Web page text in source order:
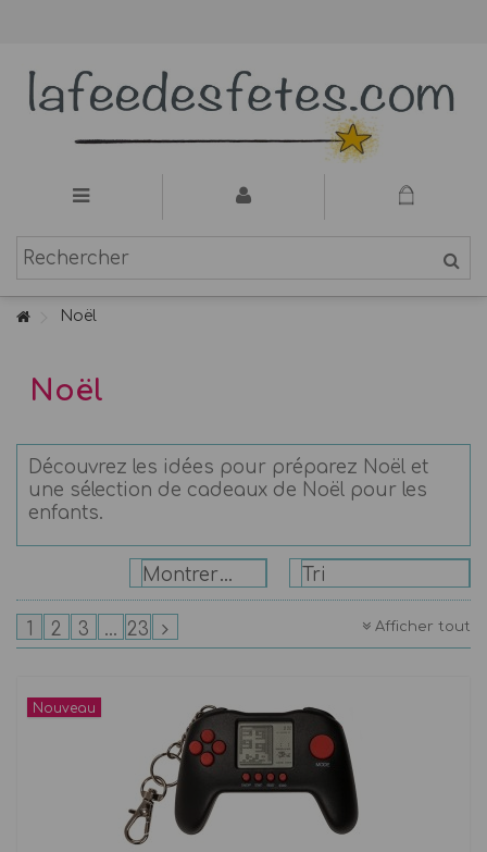
Noël
Noël
Découvrez les idées pour préparez Noël et
une sélection de cadeaux de Noël pour les
enfants.
Tri
Montrer: 24
Afficher tout
1 2 3 ... 23
Nouveau